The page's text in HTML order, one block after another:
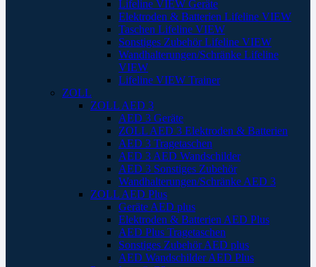
Lifeline VIEW Geräte
Elektroden & Batterien Lifeline VIEW
Taschen Lifeline VIEW
Sonstiges Zubehör Lifeline VIEW
Wandhalterungen/Schränke Lifeline
VIEW
Lifeline VIEW Trainer
ZOLL
ZOLL AED 3
AED 3 Geräte
ZOLL AED 3 Elektroden & Batterien
AED 3 Tragetaschen
AED 3 AED Wandschilder
AED 3 Sonstiges Zubehör
Wandhalterungen/Schränke AED 3
ZOLL AED Plus
Geräte AED plus
Elektroden & Batterien AED Plus
AED Plus Tragetaschen
Sonstiges Zubehör AED plus
AED Wandschilder AED Plus